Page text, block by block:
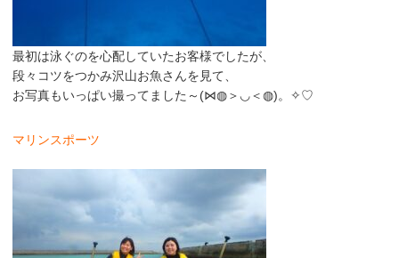
最初は泳ぐのを心配していたお客様でしたが、
段々コツをつかみ沢山お魚さんを見て、
お写真もいっぱい撮ってました～(⋈◍＞◡＜◍)。✧♡
マリンスポーツ